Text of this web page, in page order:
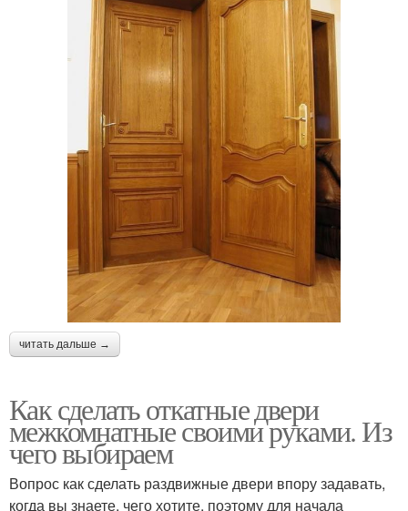
читать дальше →
Как сделать откатные двери
межкомнатные своими руками. Из
чего выбираем
Вопрос как сделать раздвижные двери впору задавать,
когда вы знаете, чего хотите, поэтому для начала